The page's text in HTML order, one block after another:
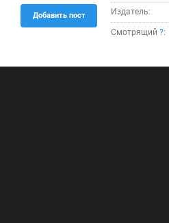
Издатель:
Смотрящий ?:
Добавить пост